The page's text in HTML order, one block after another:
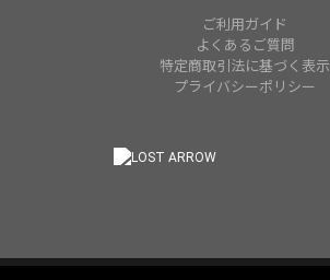
ご利用ガイド
よくあるご質問
特定商取引法に基づく表示
プライバシーポリシー